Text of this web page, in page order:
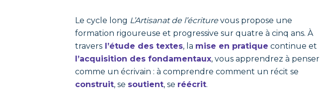
Le cycle long L’Artisanat de l’écriturevous propose une
formation rigoureuse et progressive sur quatre à cinq ans. À
travers l’étude des textes, la mise en pratique continue et
l’acquisition des fondamentaux, vous apprendrez à penser
comme un écrivain : à comprendre comment un récit se
construit, se soutient, se réécrit.